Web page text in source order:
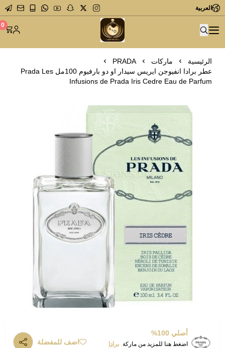
العربية
متجر عاشق العطور 0
الرئيسية ماركات
PRADA
عطر برادا انفيوجن ايريس سيدار او دو بارفيوم 100مل Prada Les
Infusions de Prada Iris Cedre Eau de Parfum
أصلي 100%
اضغط هنا للمزيد من ماركة برادا
اضف للمفضلة